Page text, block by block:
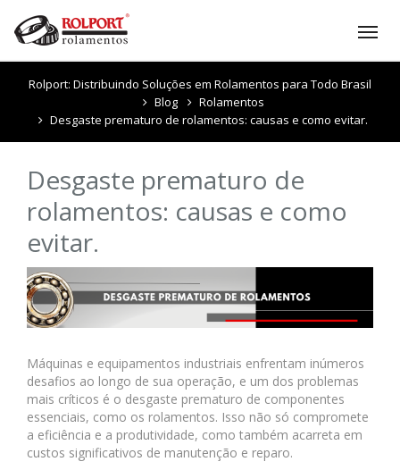
Rolport: Distribuindo Soluções em Rolamentos para Todo Brasil
Blog
Rolamentos
Desgaste prematuro de rolamentos: causas e como evitar.
Desgaste prematuro de
rolamentos: causas e como
evitar.
Máquinas e equipamentos industriais enfrentam inúmeros
desafios ao longo de sua operação, e um dos problemas
mais críticos é o desgaste prematuro de componentes
essenciais, como os rolamentos. Isso não só compromete
a eficiência e a produtividade, como também acarreta em
custos significativos de manutenção e reparo.